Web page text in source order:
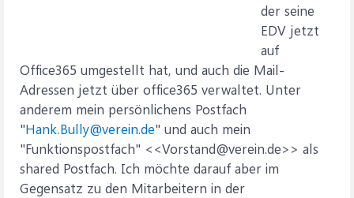
der seine
EDV jetzt
auf
Office365 umgestellt hat, und auch die Mail-
Adressen jetzt über office365 verwaltet. Unter
anderem mein persönlichens Postfach
"Hank.Bully@verein.de" und auch mein
"Funktionspostfach" <<Vorstand@verein.de>> als
shared Postfach. Ich möchte darauf aber im
Gegensatz zu den Mitarbeitern in der